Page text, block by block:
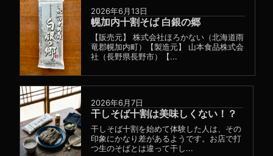
2026年6月13日
幌加内十割そば 白銀の郷
【販売元】 株式会社ほろかない（北海道雨
竜郡幌加内町）【製造元】 山本食品株式会
社（長野県長野市）【...
2026年6月7日
干しそば十割は美味しくない！？
干しそば十割を始めて体験した人は、その
印象にかなり差があるようです。お店で打
つ生のそばとは違って干し...